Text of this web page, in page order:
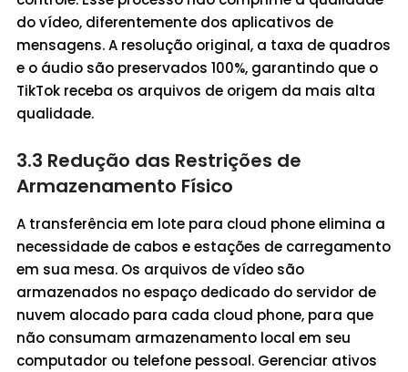
do vídeo, diferentemente dos aplicativos de
mensagens. A resolução original, a taxa de quadros
e o áudio são preservados 100%, garantindo que o
TikTok receba os arquivos de origem da mais alta
qualidade.
3.3 Redução das Restrições de
Armazenamento Físico
A transferência em lote para cloud phone elimina a
necessidade de cabos e estações de carregamento
em sua mesa. Os arquivos de vídeo são
armazenados no espaço dedicado do servidor de
nuvem alocado para cada cloud phone, para que
não consumam armazenamento local em seu
computador ou telefone pessoal. Gerenciar ativos